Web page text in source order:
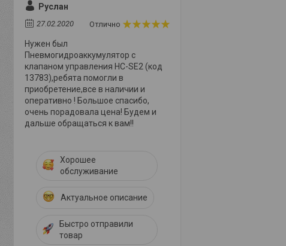
Руслан
27.02.2020 Отлично
Нужен был
Пневмогидроаккумулятор с
клапаном управления HC-SE2 (код
13783),ребята помогли в
приобретение,все в наличии и
оперативно ! Большое спасибо,
очень порадовала цена! Будем и
дальше обращаться к вам!!
Хорошее
обслуживание
Актуальное описание
Быстро отправили
товар